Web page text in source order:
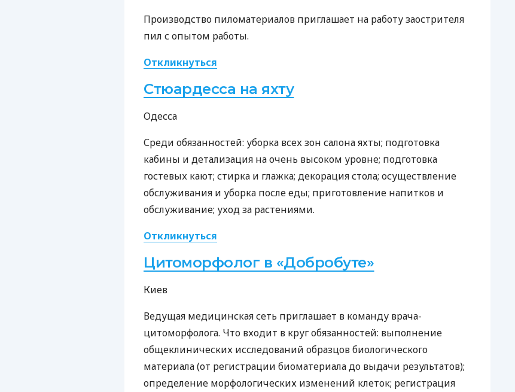
Производство пиломатериалов приглашает на работу заострителя
пил с опытом работы.
Откликнуться
Стюардесса на яхту
Одесса
Среди обязанностей: уборка всех зон салона яхты; подготовка
кабины и детализация на очень высоком уровне; подготовка
гостевых кают; стирка и глажка; декорация стола; осуществление
обслуживания и уборка после еды; приготовление напитков и
обслуживание; уход за растениями.
Откликнуться
Цитоморфолог в «Добробуте»
Киев
Ведущая медицинская сеть приглашает в команду врача-
цитоморфолога. Что входит в круг обязанностей: выполнение
общеклинических исследований образцов биологического
материала (от регистрации биоматериала до выдачи результатов);
определение морфологических изменений клеток; регистрация